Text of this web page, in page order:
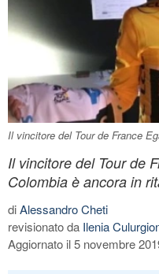
Il vincitore del Tour de France
Il vincitore del Tour de
Colombia è ancora in
diAlessandro Cheti
revisionato da Ilenia
Aggiornato il 5 novembre